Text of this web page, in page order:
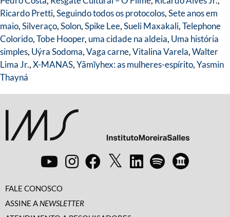
Ricardo Pretti,Seguindo todos os protocolos,Sete anos em
maio,Silveraço,Solon,Spike Lee,Sueli Maxakali,Telephone
Colorido,Tobe Hooper, uma cidade na aldeia, Uma história
simples, Uýra Sodoma,Vaga carne,Vitalina Varela,Walter
Lima Jr.,X-MANAS,Yãmĩyhex: as mulheres-espírito,Yasmin
Thayná
FALE CONOSCO
ASSINE A NEWSLETTER